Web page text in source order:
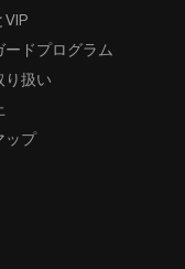
VIP
ードプログラム
り扱い
ップ